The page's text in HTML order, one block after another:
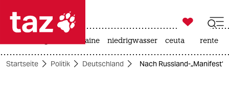
 taz zahl ich
taz zahl ich

taz zahl ich
krieg in der ukraine niedrigwasser ceuta rente
Startseite Politik Deutschland Nach Russland-